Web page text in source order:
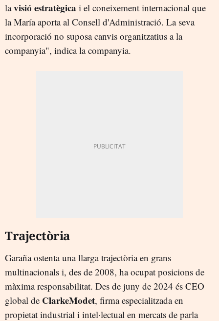
lavisió estratègica i el coneixement internacional que
la María aporta al Consell d'Administració. La seva
incorporació no suposa canvis organitzatius a la
companyia", indica la companyia.
Trajectòria
Garaña ostenta una llarga trajectòria en grans
multinacionals i, des de 2008, ha ocupat posicions de
màxima responsabilitat. Des de juny de 2024 és CEO
global de ClarkeModet, firma especialitzada en
propietat industrial i intel·lectual en mercats de parla